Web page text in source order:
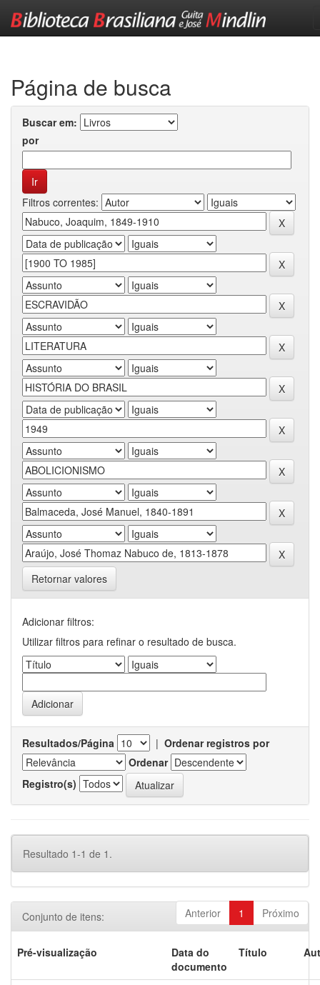
Página de busca
Buscar em:
por
Filtros correntes:
Retornar valores
Adicionar filtros:
Utilizar filtros para refinar o resultado de busca.
Resultados/Página | Ordenar registros por
Ordenar
Registro(s)
Resultado 1-1 de 1.
Anterior 1 Próximo
Conjunto de itens:
Pré-visualização
Data do
documento
Título